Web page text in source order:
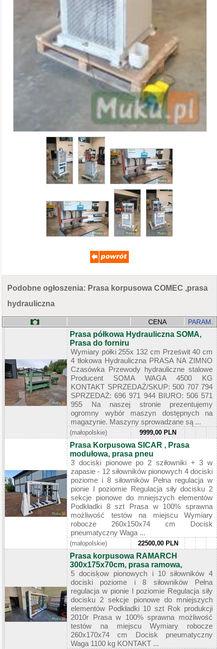
Podobne ogłoszenia: Prasa korpusowa COMEC ,prasa
hydrauliczna
CENA PARAM.
Prasa półkowa Hydrauliczna SOMA,
Prasa do forniru
Wymiary półki 255x 132 cm Prześwit 40 cm
4 tłokowa Hydrauliczna PRASA NA ZIMNO
Czasówka Przewody hydrauliczne stalowe
Producent SOMA WAGA 4500 KG
KONTAKT SPRZEDAŻ/SKUP: 500 707 794
SPRZEDAŻ: 696 971 944 BIURO: 506 571
955 Na naszej stronie prezentujemy
ogromny wybór maszyn dostępnych na
magazynie. Maszyny sprowadzane są ...
(małopolskie) 9999,00 PLN
Prasa Korpusowa SICAR , Prasa
modułowa, prasa pneu
3 docisķi pionowe po 2 sziłowniki + 3 w
zapasie - 12 siłowników pionowych 4 dociski
poziome i 8 siłowników Pełna regulacja w
pionie I poziomie Regulacja siły docisku 2
sekcje pionowe do mniejszych elementów
Podkładki 8 szt Prasa w 100% sprawna
możliwość testów na miejscu Wymiary
robocze 260x150x74 cm Docisk
pneumatyczny Waga ...
(małopolskie) 22500,00 PLN
Prasa korpusowa RAMARCH
300x175x70cm, prasa ramowa,
5 docisķow pionowych i 10 siłowników 4
dociski poziome i 8 siłowników Pełna
regulacja w pionie I poziomie Regulacja siły
docisku 2 sekcje pionowe do mniejszych
elementów Podkładki 10 szt Rok produkcji
2010r Prasa w 100% sprawna możliwość
testów na miejscu Wymiary robocze
260x170x74 cm Docisk pneumatyczny
Waga 1100 kg KONTAKT ...